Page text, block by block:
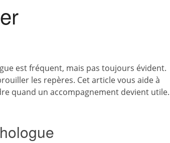
est fréquent, mais pas toujours évident.
les repères. Cet article vous aide à
quand un accompagnement devient utile.